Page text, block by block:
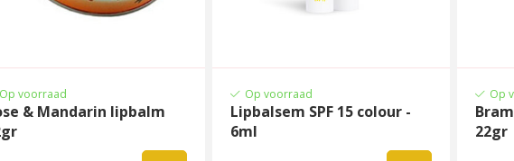
Op voorraad
& Mandarin lipbalm
Op voorraad
Lipbalsem SPF 15 colour -
6ml
Op
22gr